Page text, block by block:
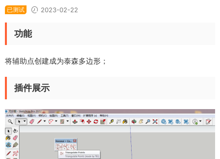
已测试 2023-02-22
功能
将辅助点创建成为泰森多边形；
插件展示